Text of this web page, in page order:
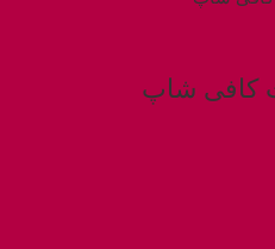
کافی شاپ